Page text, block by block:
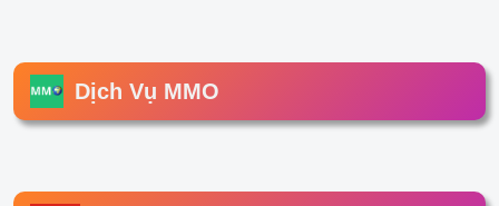
Dịch Vụ MMO